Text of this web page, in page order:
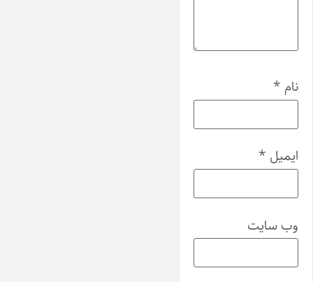
نام *
ایمیل *
وب‌ سایت